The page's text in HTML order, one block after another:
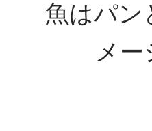
魚はパン
メ